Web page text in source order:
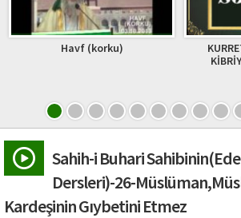
KURRETÜL AYN-İ
KİBRİYASIN YA
Sahih-i Buhari
Dersleri)-26-
Kardeşinin Gıybetini Etmez